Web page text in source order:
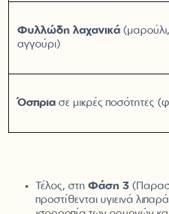
Φυλλώδη λαχανικά
αγγούρι)
Όσπρια σε μικρές ποσότητες
Τέλος, στη Φάση 3
προστίθενται υγιεινά